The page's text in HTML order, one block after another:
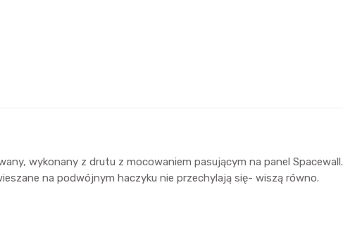
wykonany z drutu z mocowaniem pasującym na panel Spacewall.
na podwójnym haczyku nie przechylają się- wiszą równo.